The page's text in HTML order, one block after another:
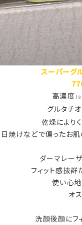
スーパーグ
高濃度 （
グルタチ
乾燥により
日焼けなどで偏ったお
ダーマレー
フィット感抜
使い心地
オ
洗顔後顔にフ